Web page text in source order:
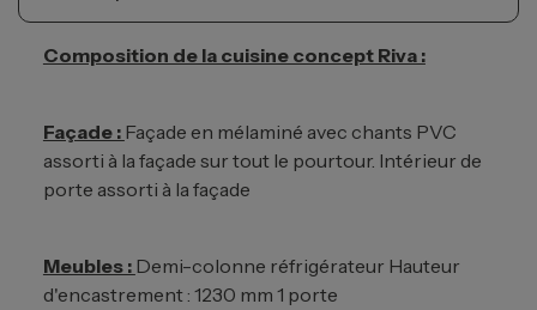
Composition de la cuisine concept Riva :
Façade : Façade en mélaminé avec chants PVC
assorti à la façade sur tout le pourtour. Intérieur de
porte assorti à la façade
Meubles : Demi-colonne réfrigérateur Hauteur
d'encastrement : 1230 mm 1 porte